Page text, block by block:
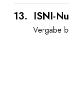
13. ISNI-
Vergabe